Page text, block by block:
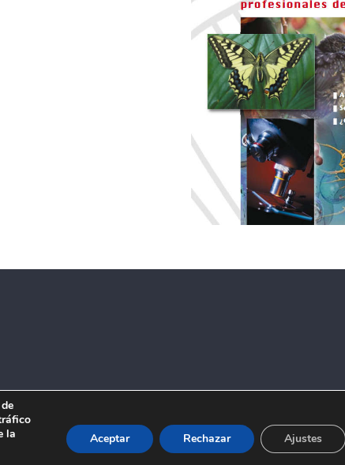
la
Aceptar Rechazar Ajustes